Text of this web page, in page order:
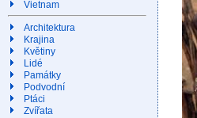
Vietnam
Architektura
Krajina
Květiny
Lidé
Památky
Podvodní
Ptáci
Zvířata